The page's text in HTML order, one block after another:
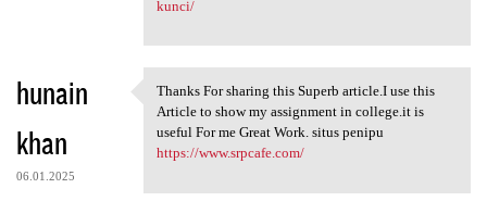
kunci/
hunain
khan
06.01.2025
Thanks For sharing this
Thanks For sharing this Superb article.I use this
Article to show my assignment in college.it is
useful For me Great Work. situs penipu
https://www.srpcafe.com/